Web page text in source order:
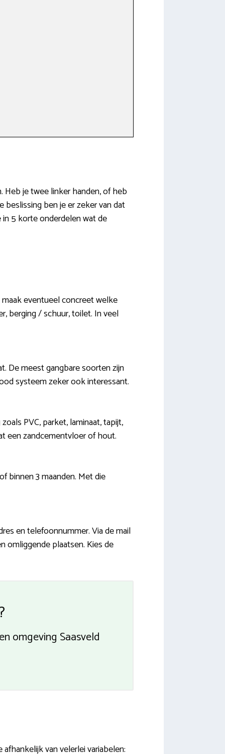
Heb je twee linker handen, of heb
beslissing ben je er zeker van dat
5 korte onderdelen wat de
eventueel concreet welke
berging / schuur, toilet. In veel
De meest gangbare soorten zijn
systeem zeker ook interessant.
PVC, parket, laminaat, tapijt,
een zandcementvloer of hout.
binnen 3 maanden. Met die
en telefoonnummer. Via de mail
omliggende plaatsen. Kies de
omgeving Saasveld
van velerlei variabelen: